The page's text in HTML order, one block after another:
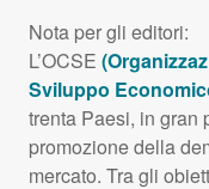
Nota per gli editori:
L’OCSE
Sviluppo
trenta Paesi, in gran
promozione della
mercato. Tra gli